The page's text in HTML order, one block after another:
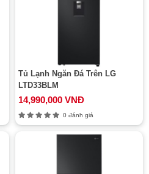
Tủ Lạnh Ngăn Đá Trên LG
LTD33BLM
14,990,000 VNĐ
0 đánh giá